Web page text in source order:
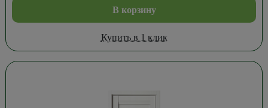
В корзину
Купить в 1 клик